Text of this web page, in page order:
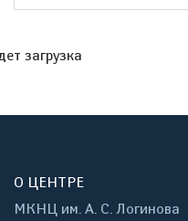
загрузка
О ЦЕНТРЕ
МКНЦ им. А. С. Логинова